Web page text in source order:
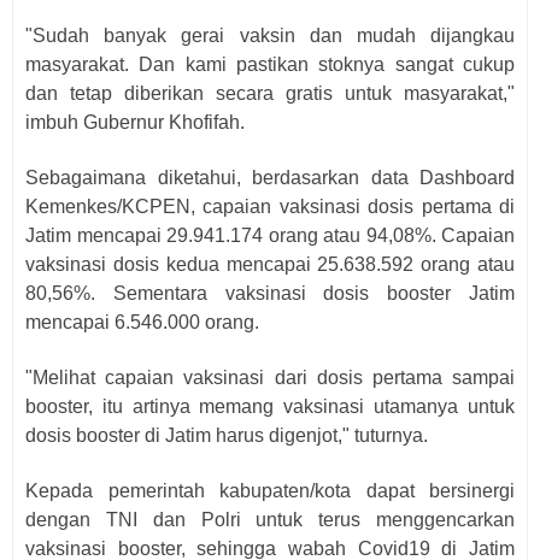
"Sudah banyak gerai vaksin dan mudah dijangkau
masyarakat. Dan kami pastikan stoknya sangat cukup
dan tetap diberikan secara gratis untuk masyarakat,"
imbuh Gubernur Khofifah.
Sebagaimana diketahui, berdasarkan data Dashboard
Kemenkes/KCPEN, capaian vaksinasi dosis pertama di
Jatim mencapai 29.941.174 orang atau 94,08%. Capaian
vaksinasi dosis kedua mencapai 25.638.592 orang atau
80,56%. Sementara vaksinasi dosis booster Jatim
mencapai 6.546.000 orang.
"Melihat capaian vaksinasi dari dosis pertama sampai
booster, itu artinya memang vaksinasi utamanya untuk
dosis booster di Jatim harus digenjot," tuturnya.
Kepada pemerintah kabupaten/kota dapat bersinergi
dengan TNI dan Polri untuk terus menggencarkan
vaksinasi booster, sehingga wabah Covid19 di Jatim